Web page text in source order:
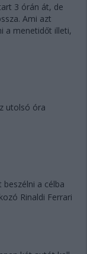
3 órán át, de
Ami azt
a menetidőt illeti,
utolsó óra
beszélni a célba
Rinaldi Ferrari